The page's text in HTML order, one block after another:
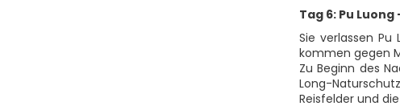
Tag 6: Pu
Sie verlassen
kommen gegen
Zu Beginn des
Long-
Reisfelder und